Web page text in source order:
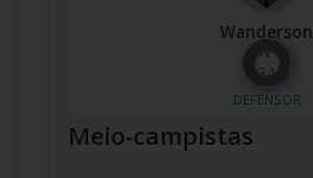
Wanderson
Nº
34
DEFENSOR
Meio-campistas